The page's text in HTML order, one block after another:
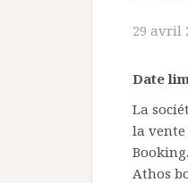
29 avril
Date
La
la vente
Booking.
Athos